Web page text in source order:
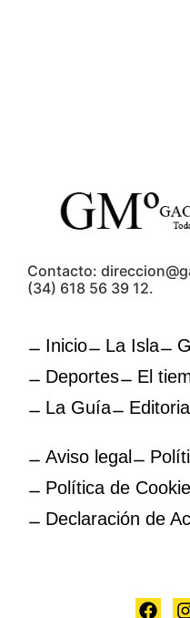
Contacto:
(34) 618 56 39 12.
Inicio La Isla
Deportes
El
La Guía
Aviso legal
Política de
Declaración de